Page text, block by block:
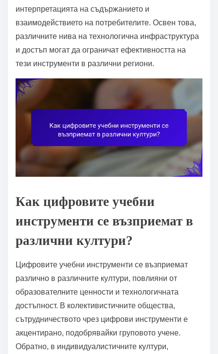
интерпретацията на съдържанието и
взаимодействието на потребителите. Освен това,
различните нива на технологична инфраструктура
и достъп могат да ограничат ефективността на
тези инструменти в различни региони.
Как цифровите учебни
инструменти се възприемат в
различни култури?
Цифровите учебни инструменти се възприемат
различно в различните култури, повлияни от
образователните ценности и технологичната
достъпност. В колективистичните общества,
сътрудничеството чрез цифрови инструменти е
акцентирано, подобрявайки груповото учене.
Обратно, в индивидуалистичните култури,